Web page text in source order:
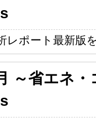
レポート最新版
～省エネ